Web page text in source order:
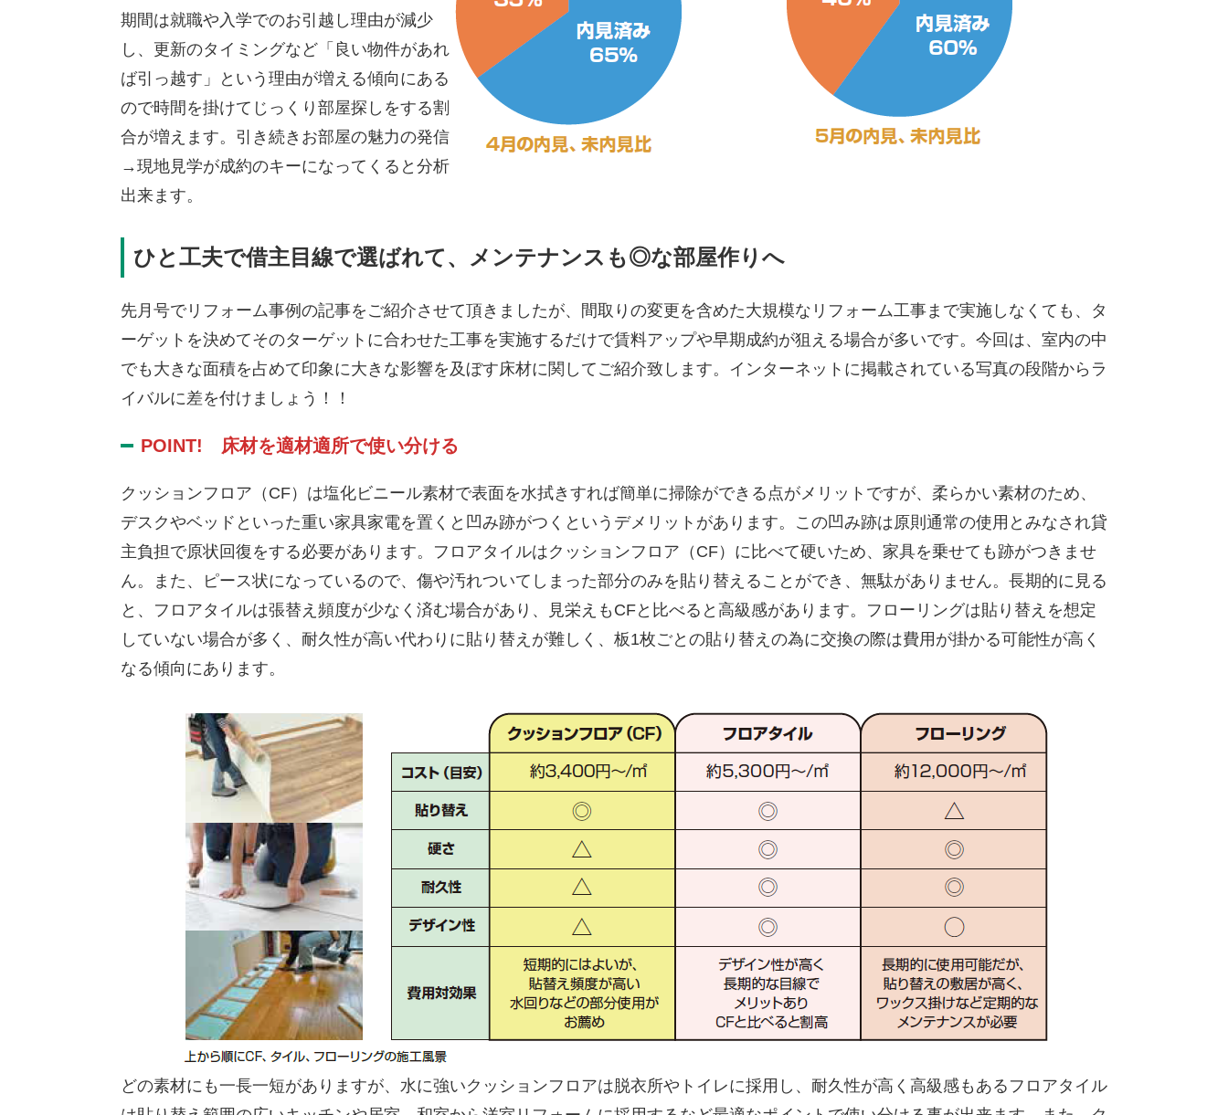
期間は就職や入学でのお引越し理由が減少
し、更新のタイミングなど「良い物件があれ
ば引っ越す」という理由が増える傾向にある
ので時間を掛けてじっくり部屋探しをする割
合が増えます。引き続きお部屋の魅力の発信
→現地見学が成約のキーになってくると分析
出来ます。
ひと工夫で借主目線で選ばれて、メンテナンスも◎な部屋作りへ
先月号でリフォーム事例の記事をご紹介させて頂きましたが、間取りの変更を含めた大規模なリフォーム工事まで実施しなくても、タ
ーゲットを決めてそのターゲットに合わせた工事を実施するだけで賃料アップや早期成約が狙える場合が多いです。今回は、室内の中
でも大きな面積を占めて印象に大きな影響を及ぼす床材に関してご紹介致します。インターネットに掲載されている写真の段階からラ
イバルに差を付けましょう！！
POINT! 床材を適材適所で使い分ける
クッションフロア（CF）は塩化ビニール素材で表面を水拭きすれば簡単に掃除ができる点がメリットですが、柔らかい素材のため、
デスクやベッドといった重い家具家電を置くと凹み跡がつくというデメリットがあります。この凹み跡は原則通常の使用とみなされ貸
主負担で原状回復をする必要があります。フロアタイルはクッションフロア（CF）に比べて硬いため、家具を乗せても跡がつきませ
ん。また、ピース状になっているので、傷や汚れついてしまった部分のみを貼り替えることができ、無駄がありません。長期的に見る
と、フロアタイルは張替え頻度が少なく済む場合があり、見栄えもCFと比べると高級感があります。フローリングは貼り替えを想定
していない場合が多く、耐久性が高い代わりに貼り替えが難しく、板1枚ごとの貼り替えの為に交換の際は費用が掛かる可能性が高く
なる傾向にあります。
どの素材にも一長一短がありますが、水に強いクッションフロアは脱衣所やトイレに採用し、耐久性が高く高級感もあるフロアタイル